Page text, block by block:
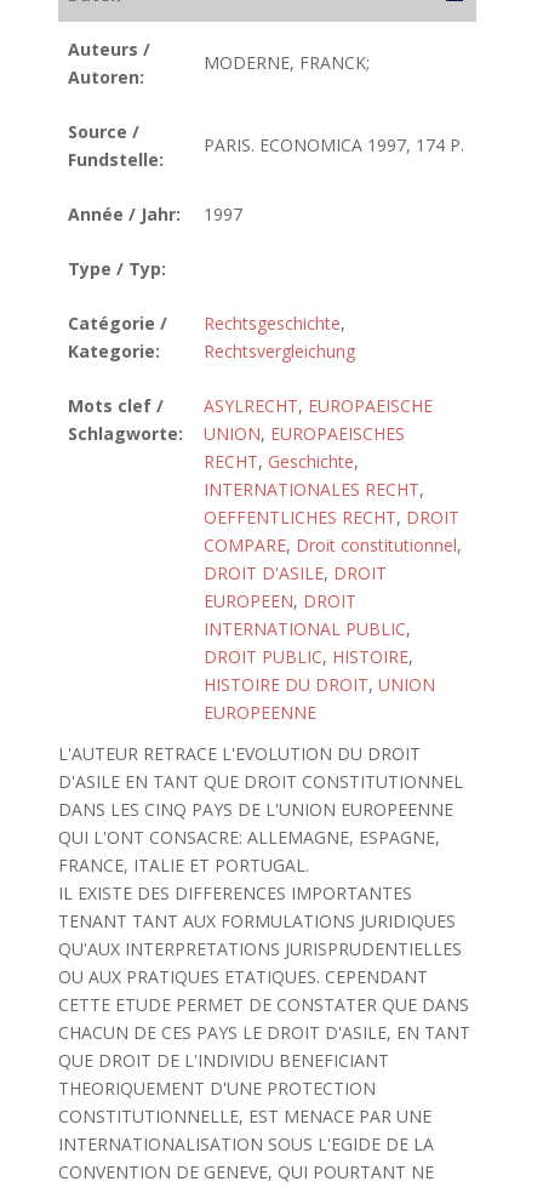
Auteurs /
Autoren:
MODERNE, FRANCK;
Source /
Fundstelle:
PARIS. ECONOMICA 1997, 174 P.
Année / Jahr: 1997
Type / Typ:
Catégorie /
Kategorie:
Rechtsgeschichte,
Rechtsvergleichung
Mots clef /
Schlagworte:
ASYLRECHT, EUROPAEISCHE
UNION, EUROPAEISCHES
RECHT, Geschichte,
INTERNATIONALES RECHT,
OEFFENTLICHES RECHT, DROIT
COMPARE, Droit constitutionnel,
DROIT D'ASILE, DROIT
EUROPEEN, DROIT
INTERNATIONAL PUBLIC,
DROIT PUBLIC, HISTOIRE,
HISTOIRE DU DROIT, UNION
EUROPEENNE
L'AUTEUR RETRACE L'EVOLUTION DU DROIT
D'ASILE EN TANT QUE DROIT CONSTITUTIONNEL
DANS LES CINQ PAYS DE L'UNION EUROPEENNE
QUI L'ONT CONSACRE: ALLEMAGNE, ESPAGNE,
FRANCE, ITALIE ET PORTUGAL.
IL EXISTE DES DIFFERENCES IMPORTANTES
TENANT TANT AUX FORMULATIONS JURIDIQUES
QU'AUX INTERPRETATIONS JURISPRUDENTIELLES
OU AUX PRATIQUES ETATIQUES. CEPENDANT
CETTE ETUDE PERMET DE CONSTATER QUE DANS
CHACUN DE CES PAYS LE DROIT D'ASILE, EN TANT
QUE DROIT DE L'INDIVIDU BENEFICIANT
THEORIQUEMENT D'UNE PROTECTION
CONSTITUTIONNELLE, EST MENACE PAR UNE
INTERNATIONALISATION SOUS L'EGIDE DE LA
CONVENTION DE GENEVE, QUI POURTANT NE